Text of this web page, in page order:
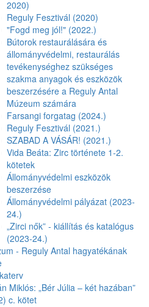
2020)
Reguly Fesztivál (2020)
"Fogd meg jól!" (2022.)
Bútorok restaurálására és
állományvédelmi, restaurálás
tevékenységhez szükséges
szakma anyagok és eszközök
beszerzésére a Reguly Antal
Múzeum számára
Farsangi forgatag (2024.)
Reguly Fesztivál (2021.)
SZABAD A VÁSÁR! (2021.)
Vida Beáta: Zirc története 1-2.
kötetek
Állományvédelmi eszközök
beszerzése
Állományvédelmi pályázat (2023-
24.)
„Zirci nők” - kiállítás és katalógus
(2023-24.)
- Reguly Antal hagyatékának
Miklós: „Bér Júlia – két hazában”
c. kötet